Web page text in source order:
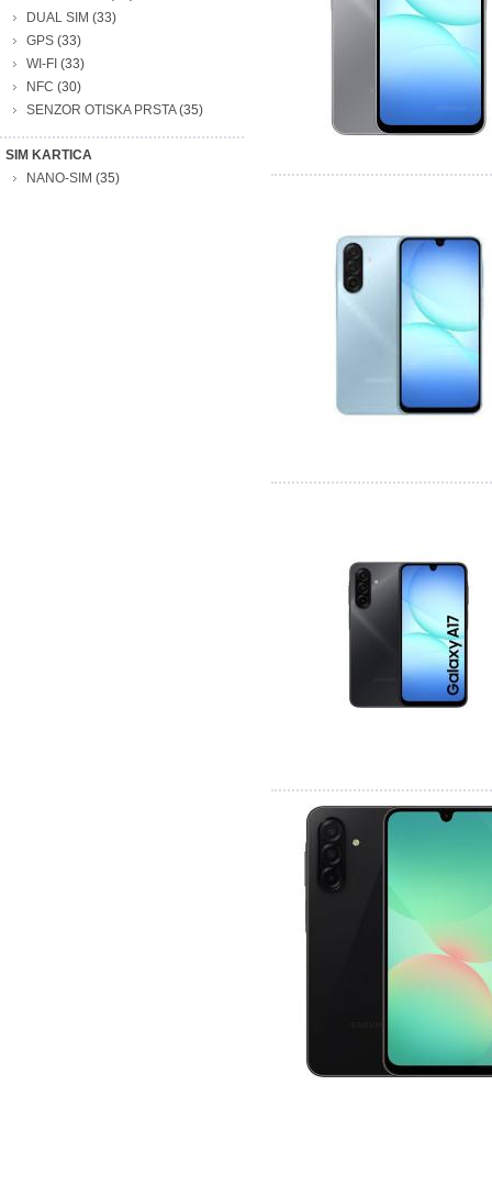
DUAL SIM (33)
GPS (33)
WI-FI (33)
NFC (30)
SENZOR OTISKA PRSTA(35)
SIM KARTICA
NANO-SIM (35)